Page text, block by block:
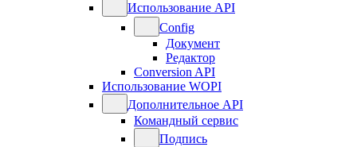
Использование API
Config
Документ
Редактор
Conversion API
Использование WOPI
Дополнительное API
Командный сервис
Подпись